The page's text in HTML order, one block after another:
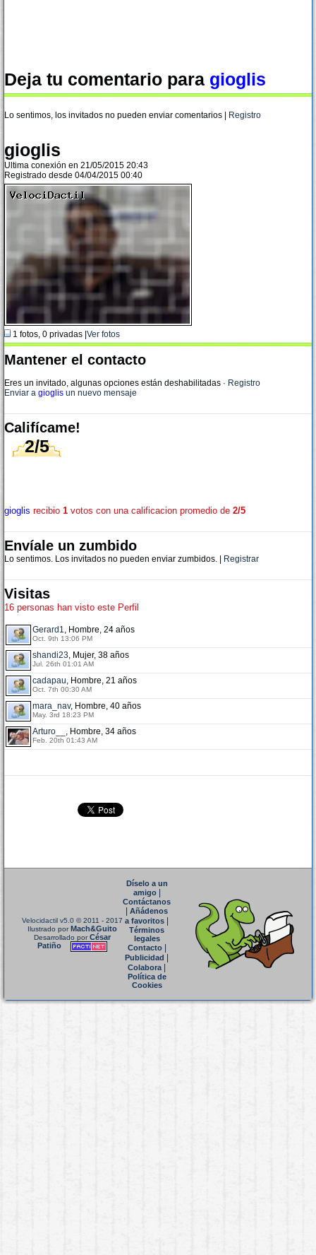
Deja tu comentario para gioglis
Lo sentimos, los invitados no pueden enviar comentarios | Registro
gioglis
Ultima conexión en 21/05/2015 20:43
Registrado desde 04/04/2015 00:40
1 fotos, 0 privadas | Ver fotos
Mantener el contacto
Eres un invitado, algunas opciones están deshabilitadas · Registro
Enviar a gioglis un nuevo mensaje
Califícame!
2/5
gioglis recibio 1 votos con una calificacion promedio de 2/5
Envíale un zumbido
Lo sentimos. Los invitados no pueden enviar zumbidos. | Registrar
Visitas
16 personas han visto este Perfil
Gerard1, Hombre, 24 años
Oct. 9th 13:06 PM
shandi23, Mujer, 38 años
Jul. 26th 01:01 AM
cadapau, Hombre, 21 años
Oct. 7th 00:30 AM
mara_nav, Hombre, 40 años
May. 3rd 18:23 PM
Arturo__ , Hombre, 34 años
Feb. 20th 01:43 AM
Velocidactil v5.0 © 2011 - 2017
Ilustrado porMach&Guito
Desarrollado porCésar
Patiño
Díselo a un
amigo|
Contáctanos
Añádenos
a favoritos
Términos
legales
Contacto|
Publicidad
Colabora|
Política de
Cookies